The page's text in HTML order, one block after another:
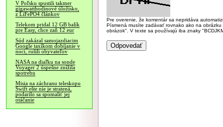
V Poľsku spustili takmer
gigawatthodinové úložisko,
z LiFePO4 článkov
Telekom pridal 12 GB balík
pre Easy, chce zaň 12 eur
Súd zakázal samojazdiacim
Google taxíkom dobíjanie v
noci, rušili obyvateľov
NASA na diaľku na sonde
Voyager 2 úspešne znížila
spotrebu
Misia na záchranu teleskopu
Swift ešte nie je stratená,
podarilo sa spomaliť jej
otáčanie
Pre overenie, že komentár sa nepridáva
Písmená musíte zadávať rovnako ako na
obrázok". V texte sa používajú iba znaky